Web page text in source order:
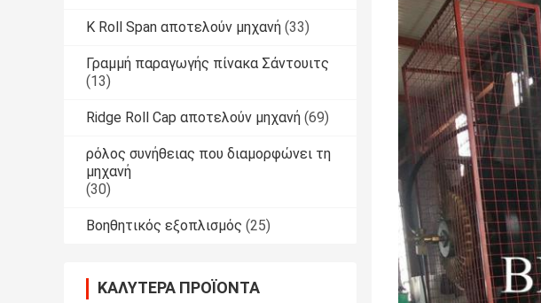
Κ Roll Span αποτελούν μηχανή (33)
Γραμμή παραγωγής πίνακα Σάντουιτς
(13)
Ridge Roll Cap αποτελούν μηχανή (69)
ρόλος συνήθειας που διαμορφώνει τη
μηχανή
(30)
Βοηθητικός εξοπλισμός (25)
ΚΑΛΎΤΕΡΑ ΠΡΟΪΌΝΤΑ